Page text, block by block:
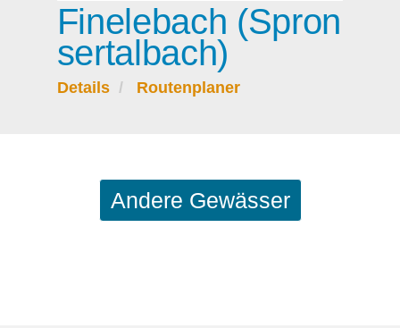
Finelebach (Spron
sertalbach)
Details Routenplaner
Andere Gewässer